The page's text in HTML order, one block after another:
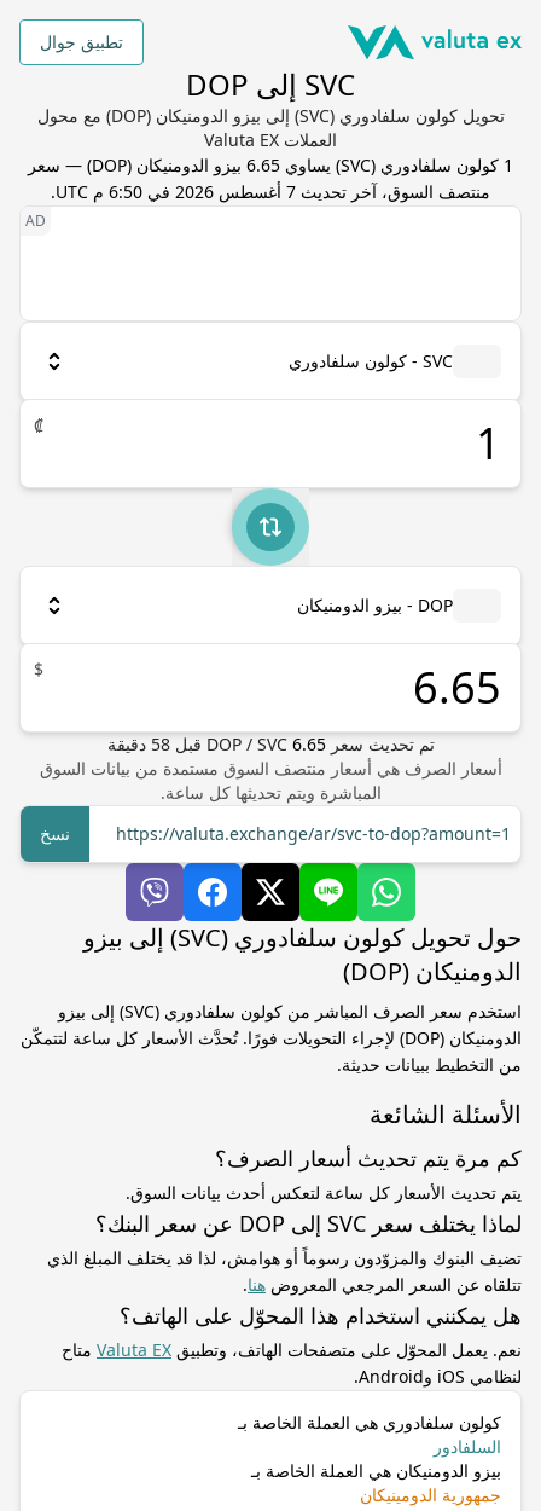
تطبيق جوال
SVC إلى DOP
تحويل كولون سلفادوري (SVC) إلى بيزو الدومنيكان (DOP) مع محول
العملات Valuta EX
1 كولون سلفادوري (
SVC) يساوي 6.65 بيزو الدومنيكان (
DOP) — سعر
منتصف السوق، آخر تحديث 7 أغسطس 2026 في 6:50 م UTC .
SVC - كولون سلفادوري
₡
DOP - بيزو الدومنيكان
$
تم تحديث سعر DOP/ SVC 6.65 قبل58 دقيقة
أسعار الصرف هي أسعار منتصف السوق مستمدة من بيانات السوق
المباشرة ويتم تحديثها كل ساعة.
https://valuta.exchange/ar/svc-to-dop?amount=1
نسخ
حول تحويل كولون سلفادوري (SVC) إلى بيزو
الدومنيكان (DOP)
استخدم سعر الصرف المباشر من كولون سلفادوري (SVC) إلى بيزو
الدومنيكان (DOP) لإجراء التحويلات فورًا. تُحدَّث الأسعار كل ساعة لتتمكّن
من التخطيط ببيانات حديثة.
الأسئلة الشائعة
كم مرة يتم تحديث أسعار الصرف؟
يتم تحديث الأسعار كل ساعة لتعكس أحدث بيانات السوق.
لماذا يختلف سعر SVC إلى DOP عن سعر البنك؟
تضيف البنوك والمزوّدون رسوماً أو هوامش، لذا قد يختلف المبلغ الذي
تتلقاه عن السعر المرجعي المعروض هنا.
هل يمكنني استخدام هذا المحوّل على الهاتف؟
نعم. يعمل المحوّل على متصفحات الهاتف، وتطبيق Valuta EX متاح
لنظامي iOS وAndroid.
كولون سلفادوري هي العملة الخاصة بـ
السلفادور
بيزو الدومنيكان هي العملة الخاصة بـ
جمهورية الدومينيكان